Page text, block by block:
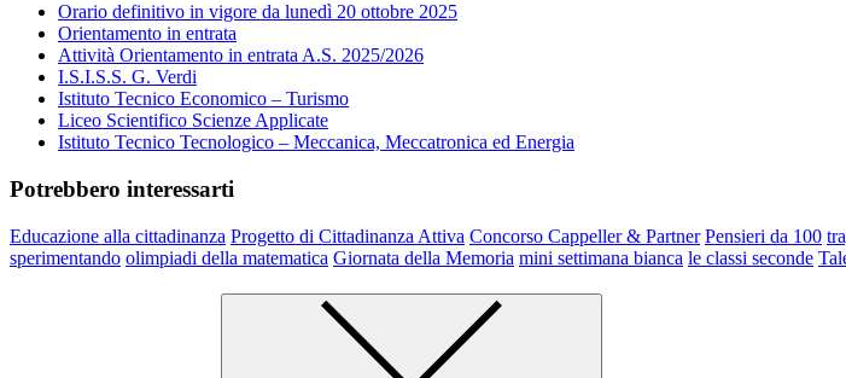
Orario definitivo in vigore da lunedì 20 ottobre 2025
Orientamento in entrata
Attività Orientamento in entrata A.S. 2025/2026
I.S.I.S.S. G. Verdi
Istituto Tecnico Economico – Turismo
Liceo Scientifico Scienze Applicate
Istituto Tecnico Tecnologico – Meccanica, Meccatronica ed Energia
Potrebbero interessarti
Educazione alla cittadinanza Progetto di Cittadinanza Attiva Concorso Cappeller & Partner Pensieri da 100
sperimentando olimpiadi della matematica Giornata della Memoria mini settimana bianca le classi seconde